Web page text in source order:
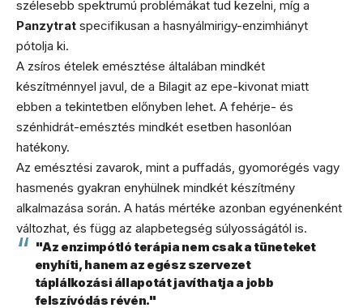
szélesebb spektrumú problémákat tud kezelni, míg a
Panzytrat specifikusan a hasnyálmirigy-enzimhiányt
pótolja ki.
A zsíros ételek emésztése általában mindkét
készítménnyel javul, de a Bilagit az epe-kivonat miatt
ebben a tekintetben előnyben lehet. A fehérje- és
szénhidrát-emésztés mindkét esetben hasonlóan
hatékony.
Az emésztési zavarok, mint a puffadás, gyomorégés vagy
hasmenés gyakran enyhülnek mindkét készítmény
alkalmazása során. A hatás mértéke azonban egyénenként
változhat, és függ az alapbetegség súlyosságától is.
"Az enzimpótló terápia nem csak a tüneteket
enyhíti, hanem az egész szervezet
táplálkozási állapotát javíthatja a jobb
felszívódás révén."